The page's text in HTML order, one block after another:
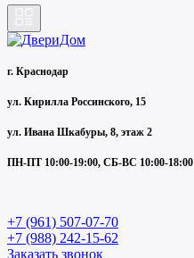
г. Краснодар
ул. Кирилла Россинского, 15
ул. Ивана Шкабуры, 8, этаж 2
ПН-ПТ 10:00-19:00, СБ-ВС 10:00-18:00
+7 (961) 507-07-70
+7 (988) 242-15-62
Заказать звонок